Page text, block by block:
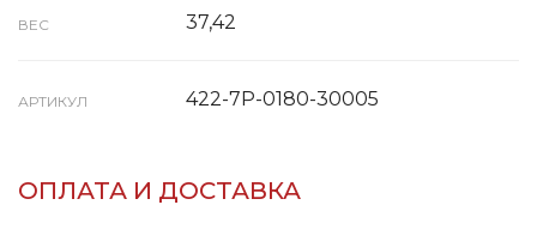
ВЕС 37,42
АРТИКУЛ 422-7P-0180-30005
ОПЛАТА И ДОСТАВКА